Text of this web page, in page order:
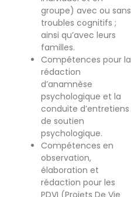
groupe) avec ou sans
troubles cognitifs ;
ainsi qu’avec leurs
familles.
Compétences pour la
rédaction
d’anamnèse
psychologique et la
conduite d’entretiens
de soutien
psychologique.
Compétences en
observation,
élaboration et
rédaction pour les
PDVI (Projets De Vie